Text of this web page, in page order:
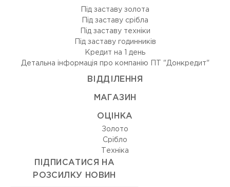
Під заставу золота
Під заставу срібла
Під заставу техніки
Під заставу годинників
Кредит на 1 день
Детальна інформація про компанію ПТ "Донкредит"
ВIДДIЛЕННЯ
МАГАЗИН
ОЦIНКА
Золото
Срiбло
Технiка
ПІДПИСАТИСЯ НА
РОЗСИЛКУ НОВИН